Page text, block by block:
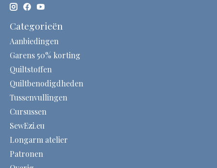
Categorieën
Aanbiedingen
Garens 50% korting
Quiltstoffen
Quiltbenodigdheden
Tussenvullingen
Cursussen
SewEzi.eu
Longarm atelier
Patronen